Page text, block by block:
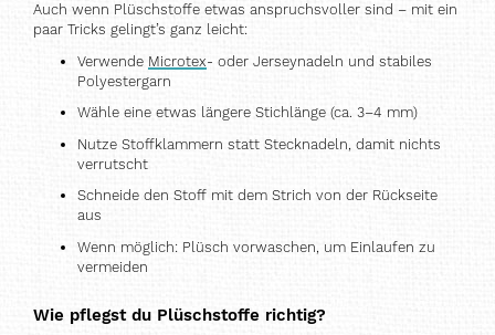
Auch wenn Plüschstoffe etwas anspruchsvoller sind – mit ein
paar Tricks gelingt’s ganz leicht:
Verwende Microtex- oder Jerseynadeln und stabiles
Polyestergarn
Wähle eine etwas längere Stichlänge (ca. 3–4 mm)
Nutze Stoffklammern statt Stecknadeln, damit nichts
verrutscht
Schneide den Stoff mit dem Strich von der Rückseite
aus
Wenn möglich: Plüsch vorwaschen, um Einlaufen zu
vermeiden
Wie pflegst du Plüschstoffe richtig?